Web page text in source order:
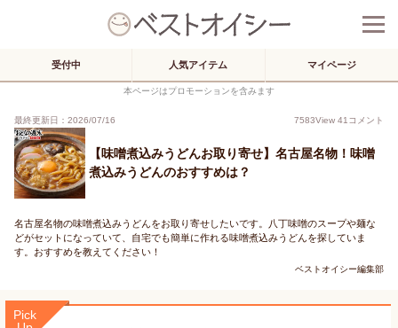
受付中 人気アイテム マイページ
本ページはプロモーションを含みます
最終更新日：2026/07/16 7583View 41 コメント
【味噌煮込みうどんお取り寄せ】名古屋名物！味噌
煮込みうどんのおすすめは？
名古屋名物の味噌煮込みうどんをお取り寄せしたいです。八丁味噌のスープや麺な
どがセットになっていて、自宅でも簡単に作れる味噌煮込みうどんを探していま
す。おすすめを教えてください！
ベストオイシー編集部
Pick